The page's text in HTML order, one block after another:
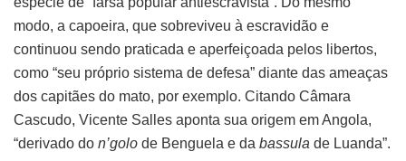
modo, a capoeira, que sobreviveu à escravidão e
continuou sendo praticada e aperfeiçoada pelos libertos,
como “seu próprio sistema de defesa” diante das ameaças
dos capitães do mato, por exemplo. Citando Câmara
Cascudo, Vicente Salles aponta sua origem em Angola,
“derivado do n’golo de Benguela e da bassula de Luanda”.